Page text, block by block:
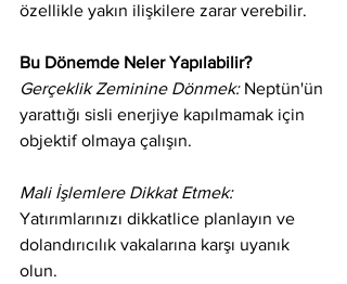
özellikle yakın ilişkilere zarar verebilir.
Bu Dönemde Neler Yapılabilir?
Gerçeklik Zeminine Dönmek: Neptün'ün
yarattığı sisli enerjiye kapılmamak için
objektif olmaya çalışın.
Mali İşlemlere Dikkat Etmek:
Yatırımlarınızı dikkatlice planlayın ve
dolandırıcılık vakalarına karşı uyanık
olun.